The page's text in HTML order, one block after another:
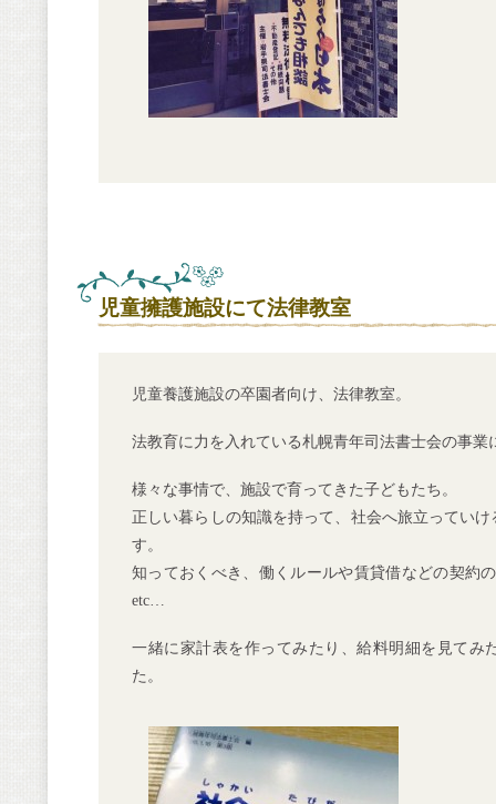
児童擁護施設にて法律教室
児童養護施設の卒園者向け、法律教室。
法教育に力を入れている札幌青年司法書士会の事業
様々な事情で、施設で育ってきた子どもたち。
正しい暮らしの知識を持って、社会へ旅立ってい
す。
知っておくべき、働くルールや賃貸借などの契約
etc…
一緒に家計表を作ってみたり、給料明細を見てみ
た。